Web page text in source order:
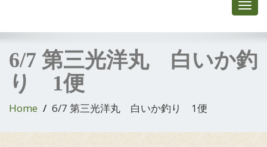
6/7 第三光洋丸 白いか釣
り 1便
Home 6/7 第三光洋丸 白いか釣り 1便